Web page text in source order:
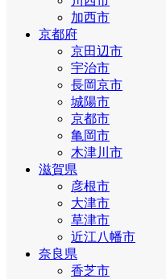
加西市
京都府
京田辺市
宇治市
長岡京市
城陽市
京都市
亀岡市
木津川市
滋賀県
彦根市
大津市
草津市
近江八幡市
奈良県
香芝市